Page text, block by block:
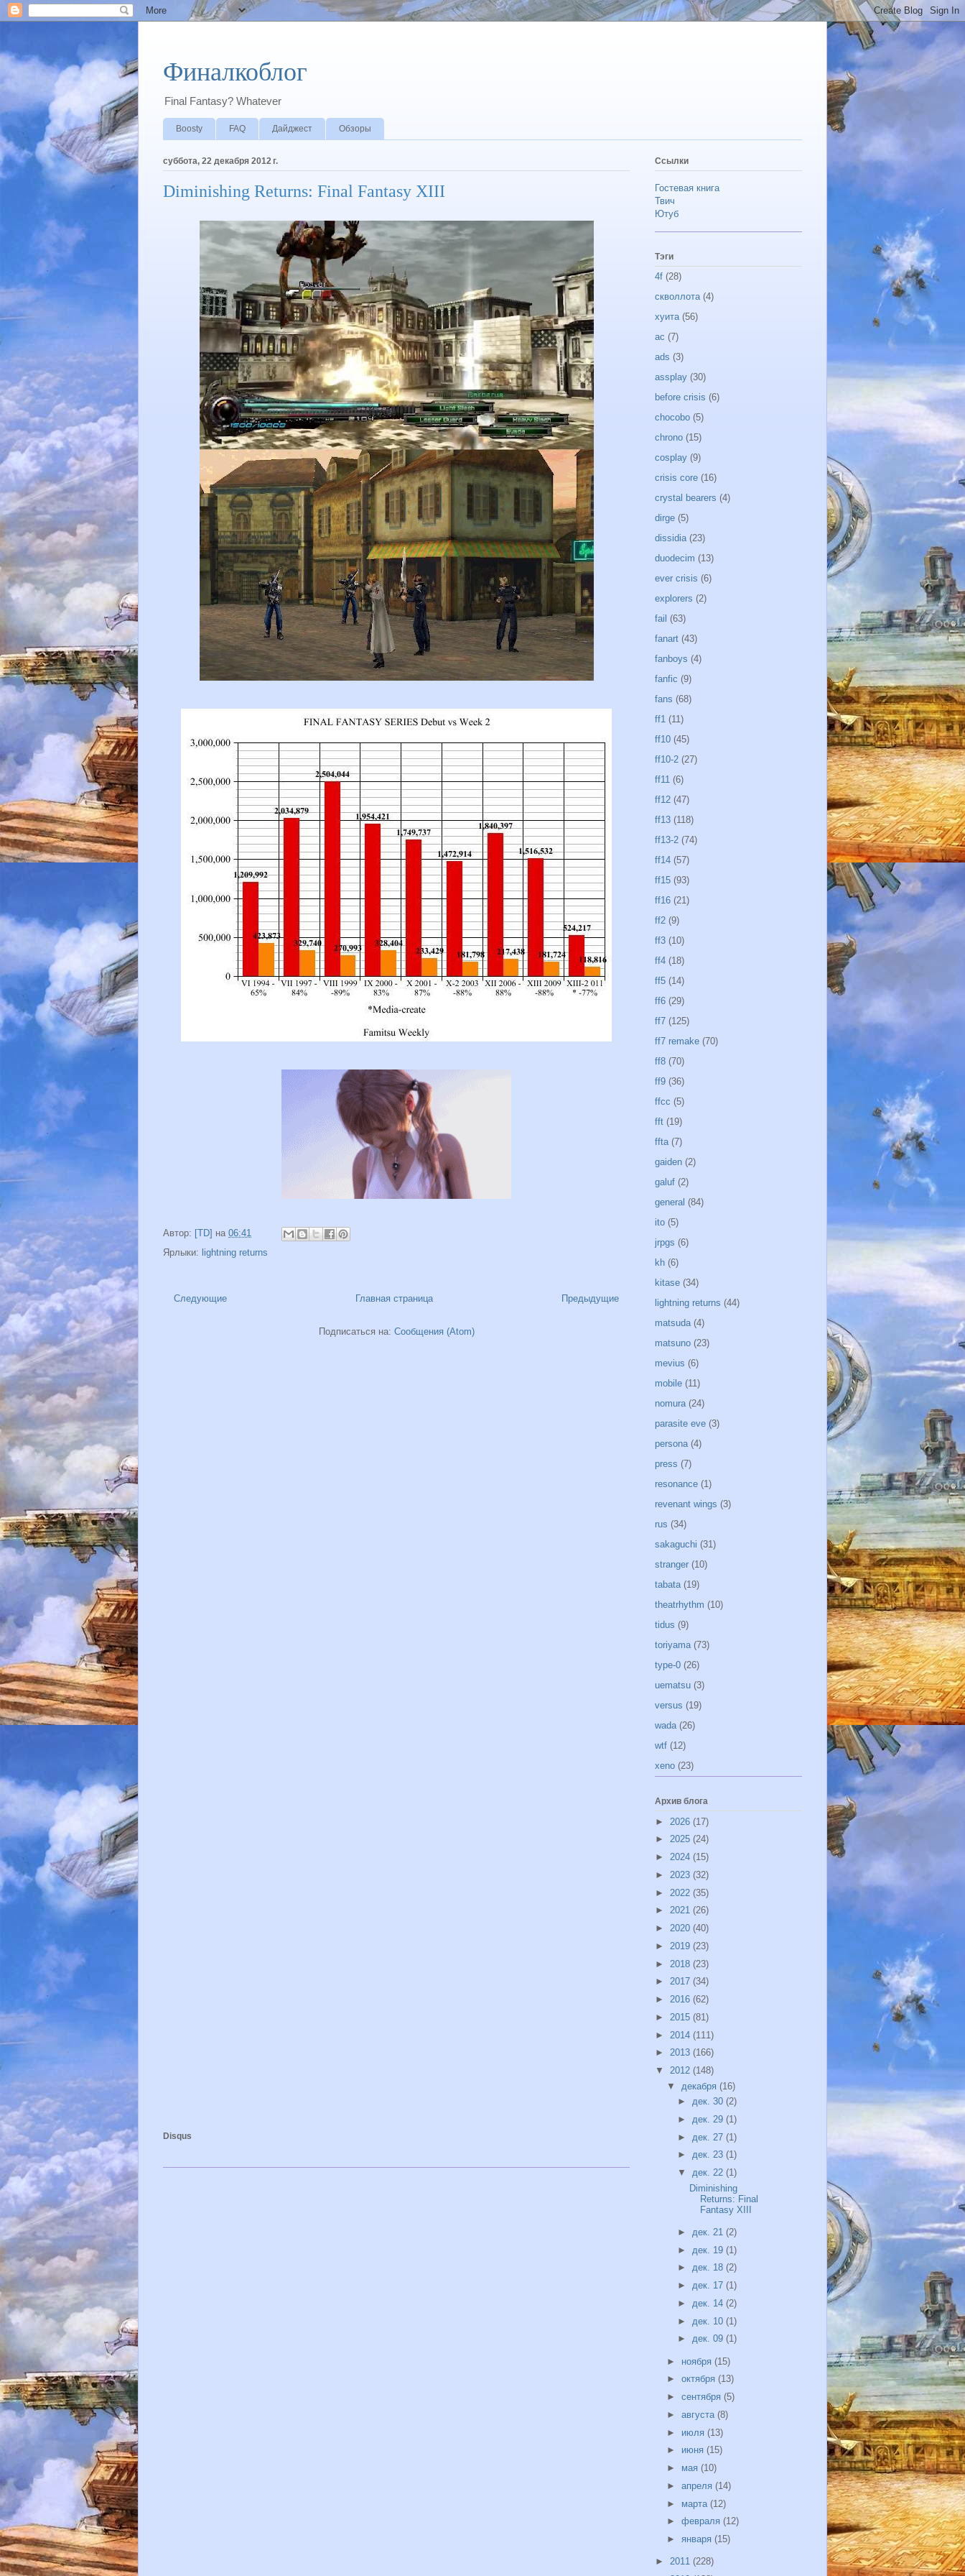
Финалкоблог
Final Fantasy? Whatever
Boosty FAQ Дайджест Обзоры
суббота, 22 декабря 2012 г.
Diminishing Returns: Final Fantasy XIII
Автор: [TD] на 06:41
Ярлыки: lightning returns
Следующие Предыдущие
Главная страница
Подписаться на: Сообщения (Atom)
Disqus
Ссылки
Гостевая книга
Твич
Ютуб
Тэги
4f (28)
скволлота (4)
хуита (56)
ac (7)
ads (3)
assplay (30)
before crisis (6)
chocobo (5)
chrono (15)
cosplay (9)
crisis core (16)
crystal bearers (4)
dirge (5)
dissidia (23)
duodecim (13)
ever crisis (6)
explorers (2)
fail (63)
fanart (43)
fanboys (4)
fanfic (9)
fans (68)
ff1 (11)
ff10 (45)
ff10-2 (27)
ff11 (6)
ff12 (47)
ff13 (118)
ff13-2 (74)
ff14 (57)
ff15 (93)
ff16 (21)
ff2 (9)
ff3 (10)
ff4 (18)
ff5 (14)
ff6 (29)
ff7 (125)
ff7 remake (70)
ff8 (70)
ff9 (36)
ffcc (5)
fft (19)
ffta (7)
gaiden (2)
galuf (2)
general (84)
ito (5)
jrpgs (6)
kh (6)
kitase (34)
lightning returns (44)
matsuda (4)
matsuno (23)
mevius (6)
mobile (11)
nomura (24)
parasite eve (3)
persona (4)
press (7)
resonance (1)
revenant wings (3)
rus (34)
sakaguchi (31)
stranger (10)
tabata (19)
theatrhythm (10)
tidus (9)
toriyama (73)
type-0 (26)
uematsu (3)
versus (19)
wada (26)
wtf (12)
xeno (23)
Архив блога
► 2026 (17)
► 2025 (24)
► 2024 (15)
► 2023 (32)
► 2022 (35)
► 2021 (26)
► 2020 (40)
► 2019 (23)
► 2018 (23)
► 2017 (34)
► 2016 (62)
► 2015 (81)
► 2014 (111)
► 2013 (166)
▼ 2012 (148)
▼ декабря (16)
►дек. 30(2)
► дек. 29(1)
► дек. 27(1)
►дек. 23(1)
▼дек. 22(1)
Diminishing
Returns: Final
Fantasy XIII
► дек. 21(2)
► дек. 19(1)
►дек. 18(2)
►дек. 17(1)
► дек. 14(2)
► дек. 10(1)
►дек. 09(1)
► ноября (15)
► октября (13)
► сентября (5)
► августа (8)
► июля (13)
► июня (15)
► мая (10)
► апреля (14)
► марта (12)
► февраля (12)
► января (15)
► 2011 (228)